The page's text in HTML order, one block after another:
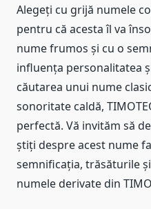
Alegeți cu grijă numele
pentru că acesta îl va
nume frumos și cu o
influența personalitatea
căutarea unui nume
sonoritate caldă,
perfectă. Vă invităm să
știți despre acest nume
semnificația, trăsăturile
numele derivate din